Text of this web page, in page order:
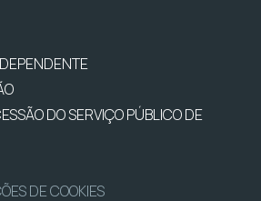
DO SERVIÇO PÚBLICO DE
DE COOKIES